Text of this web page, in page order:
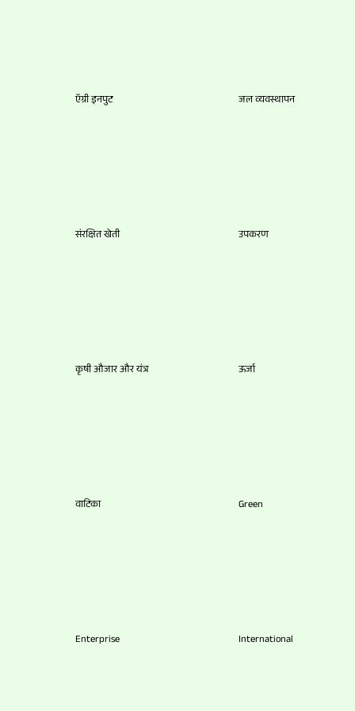
ऍग्री इनपुट जल व्यवस्थापन
संरक्षित खेती उपकरण
कृषी औजार और यंत्र ऊर्जा
वाटिका Green
Enterprise International